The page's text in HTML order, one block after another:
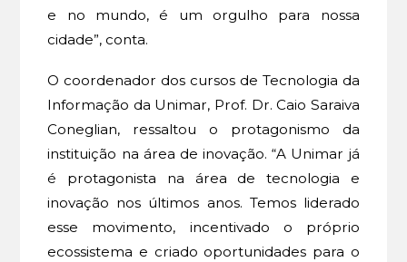
e no mundo, é um orgulho para nossa
cidade”, conta.
O coordenador dos cursos de Tecnologia da
Informação da Unimar, Prof. Dr. Caio Saraiva
Coneglian, ressaltou o protagonismo da
instituição na área de inovação. “A Unimar já
é protagonista na área de tecnologia e
inovação nos últimos anos. Temos liderado
esse movimento, incentivado o próprio
ecossistema e criado oportunidades para o